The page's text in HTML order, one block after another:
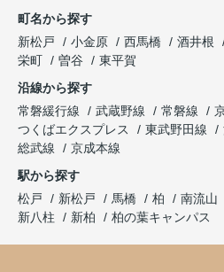
町名から探す
新松戸
小金原 西馬橋 酒井根
栄町
曽谷
東平賀
沿線から探す
常磐緩行線
武蔵野線 常磐線
つくばエクスプレス
東武野田線
総武線
京成本線
駅から探す
松戸
新松戸 馬橋 柏 南流山
新八柱
新柏 柏の葉キャンパス